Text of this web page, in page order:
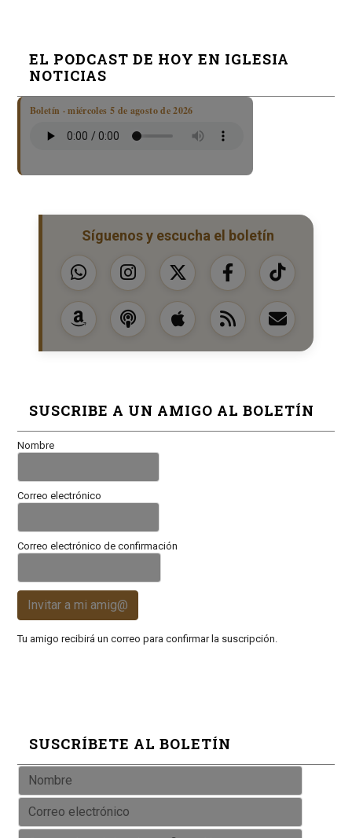
EL PODCAST DE HOY EN IGLESIA
NOTICIAS
Boletín · miércoles 5 de agosto de 2026
Síguenos y escucha el boletín
SUSCRIBE A UN AMIGO AL BOLETÍN
Nombre
Correo electrónico
Correo electrónico de confirmación
Invitar a mi amig@
Tu amigo recibirá un correo para confirmar la suscripción.
SUSCRÍBETE AL BOLETÍN